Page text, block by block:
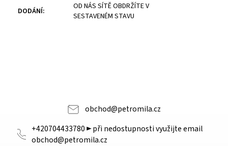
DODÁNÍ:
OD NÁS SÍTĚ OBDRŽÍTE V
SESTAVENÉM STAVU
obchod@petromila.cz
+420704433780 ► při nedostupnosti využijte email
obchod@petromila.cz